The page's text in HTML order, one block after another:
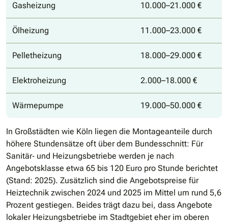
Gasheizung 10.000–21.000 €
Ölheizung 11.000–23.000 €
Pelletheizung 18.000–29.000 €
Elektroheizung 2.000–18.000 €
Wärmepumpe 19.000–50.000 €
In Großstädten wie Köln liegen die Montageanteile durch
höhere Stundensätze oft über dem Bundesschnitt: Für
Sanitär‐ und Heizungsbetriebe werden je nach
Angebotsklasse etwa 65 bis 120 Euro pro Stunde berichtet
(Stand: 2025). Zusätzlich sind die Angebotspreise für
Heiztechnik zwischen 2024 und 2025 im Mittel um rund 5,6
Prozent gestiegen. Beides trägt dazu bei, dass Angebote
lokaler Heizungsbetriebe im Stadtgebiet eher im oberen